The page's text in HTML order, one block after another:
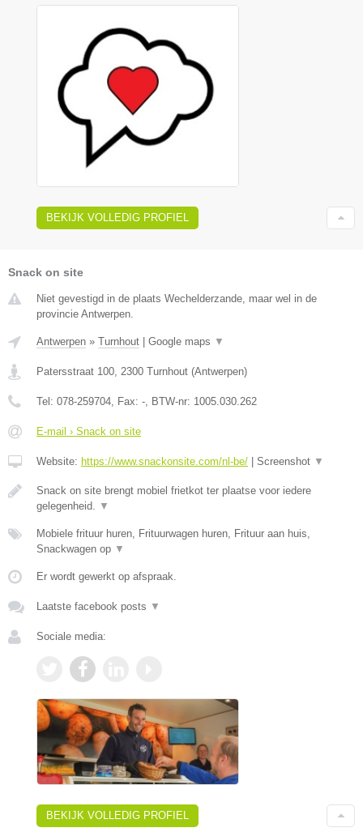
BEKIJK VOLLEDIG PROFIEL
Snack on site
Niet gevestigd in de plaats Wechelderzande, maar wel in de
provincie Antwerpen.
Antwerpen » Turnhout Google maps ▼
Patersstraat 100, 2300 Turnhout (Antwerpen)
Tel: 078-259704, Fax: -, BTW-nr: 1005.030.262
E-mail › Snack on site
Website: https://www.snackonsite.com/nl-be/ Screenshot ▼
Snack on site brengt mobiel frietkot ter plaatse voor iedere
gelegenheid. ▼
Mobiele frituur huren, Frituurwagen huren, Frituur aan huis,
Snackwagen op ▼
Er wordt gewerkt op afspraak.
Laatste facebook posts ▼
Sociale media:
BEKIJK VOLLEDIG PROFIEL